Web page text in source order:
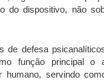
do dispositivo, não
de defesa
função principal o
humano, servindo